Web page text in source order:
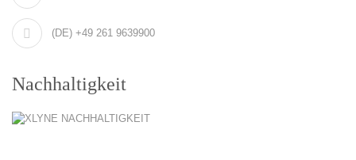
(DE) +49 261 9639900
Nachhaltigkeit